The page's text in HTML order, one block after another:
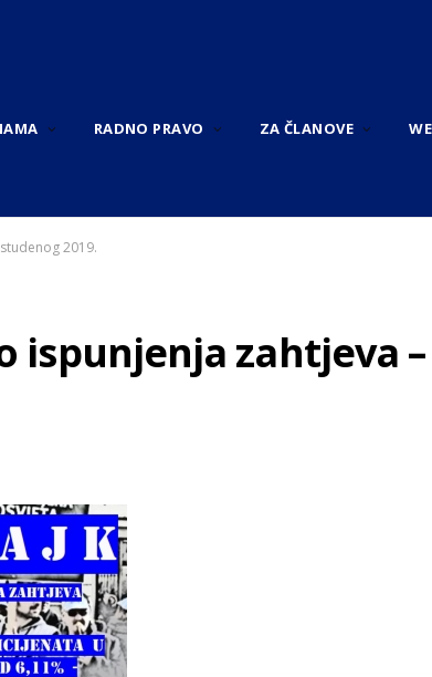
RADNO PRAVO ZA ČLANOVE
2019.
ispunjenja zahtjeva –